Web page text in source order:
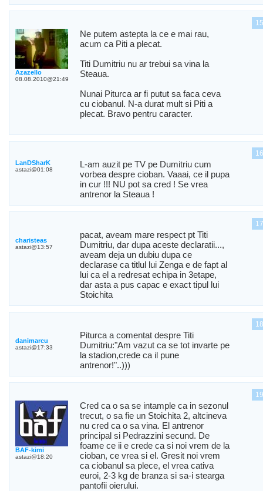
15
Azazello
08.08.2010@21:49
Ne putem astepta la ce e mai rau,
acum ca Piti a plecat.
Titi Dumitriu nu ar trebui sa vina la
Steaua.
Nunai Piturca ar fi putut sa faca ceva
cu ciobanul. N-a durat mult si Piti a
plecat. Bravo pentru caracter.
16
LanDSharK
astazi@01:08
L-am auzit pe TV pe Dumitriu cum
vorbea despre cioban. Vaaai, ce il pupa
in cur !!! NU pot sa cred ! Se vrea
antrenor la Steaua !
17
charisteas
astazi@13:57
pacat, aveam mare respect pt Titi
Dumitriu, dar dupa aceste declaratii...,
aveam deja un dubiu dupa ce
declarase ca titlul lui Zenga e de fapt al
lui ca el a redresat echipa in 3etape,
dar asta a pus capac e exact tipul lui
Stoichita
18
danimarcu
astazi@17:33
Piturca a comentat despre Titi
Dumitriu:"Am vazut ca se tot invarte pe
la stadion,crede ca il pune
antrenor!"..)))
19
BAF-kimi
astazi@18:20
Cred ca o sa se intample ca in sezonul
trecut, o sa fie un Stoichita 2, altcineva
nu cred ca o sa vina. El antrenor
principal si Pedrazzini secund. De
foame ce ii e crede ca si noi vrem de la
cioban, ce vrea si el. Gresit noi vrem
ca ciobanul sa plece, el vrea cativa
euroi, 2-3 kg de branza si sa-i stearga
pantofii oierului.